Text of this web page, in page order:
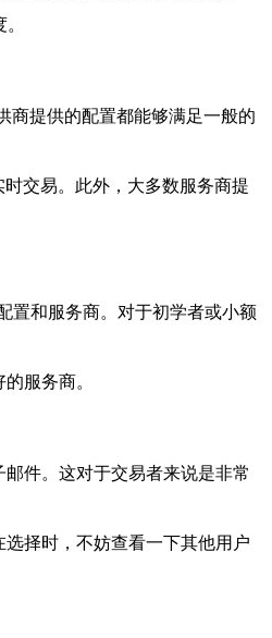
商提供的配置都能够满足一般的
交易。此外，大多数服务商提
置和服务商。对于初学者或小额
服务商。
件。这对于交易者来说是非常
择时，不妨查看一下其他用户